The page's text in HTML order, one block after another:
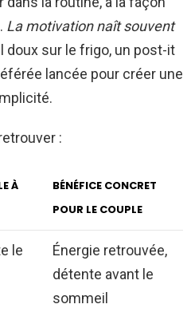
La motivation naît souvent
doux sur le frigo, un post-it
lancée pour créer une
:
À
BÉNÉFICE CONCRET
POUR LE COUPLE
le
Énergie retrouvée,
détente avant le
sommeil